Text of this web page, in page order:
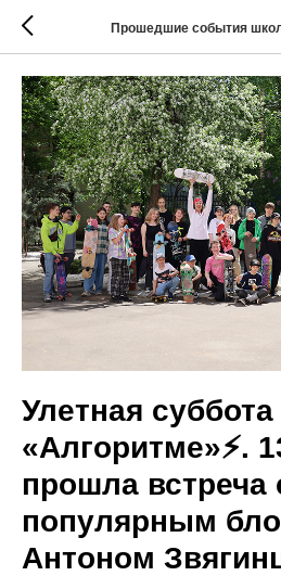
Прошедшие события
Улетная суббота
«Алгоритме»⚡️.
прошла встреча
популярным
Антоном